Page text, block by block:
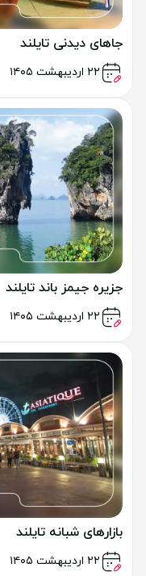
جاهای دیدنی تایلند
۲۲ اردیبهشت ۱۴۰۵
جزیره جیمز باند تایلند
۲۲ اردیبهشت ۱۴۰۵
بازارهای شبانه تایلند
۲۲ اردیبهشت ۱۴۰۵